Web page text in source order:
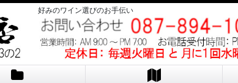
好みのワイン選びのお手伝い